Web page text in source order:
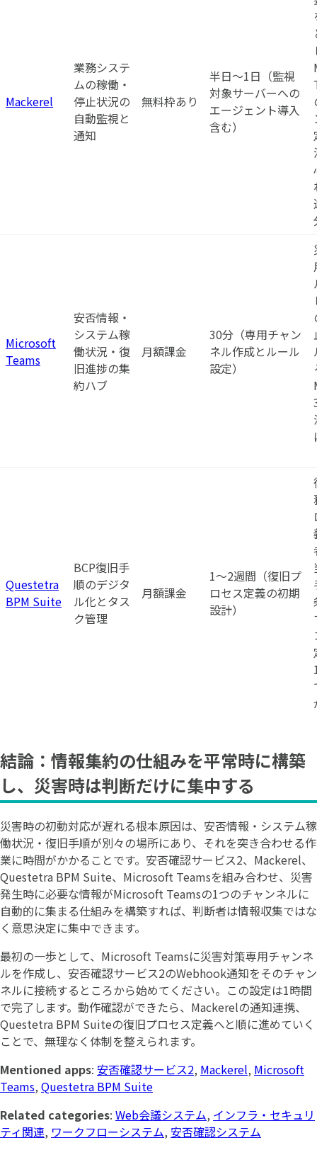
Mackerel
業務システ
ムの稼働・
停止状況の
自動監視と
通知
無料枠あり
半日〜1日（監視
対象サーバーへの
エージェント導入
含む）
Microsoft
Teams
安否情報・
システム稼
働状況・復
旧進捗の集
約ハブ
月額課金
30分（専用チャン
ネル作成とルール
設定）
Questetra
BPM Suite
BCP復旧手
順のデジタ
ル化とタス
ク管理
月額課金
1〜2週間（復旧プ
ロセス定義の初期
設計）
結論：情報集約の仕組みを平常時に構築
し、災害時は判断だけに集中する
災害時の初動対応が遅れる根本原因は、安否情報・システム稼
働状況・復旧手順が別々の場所にあり、それを突き合わせる作
業に時間がかかることです。安否確認サービス2、Mackerel、
Questetra BPM Suite、Microsoft Teamsを組み合わせ、災害
発生時に必要な情報がMicrosoft Teamsの1つのチャンネルに
自動的に集まる仕組みを構築すれば、判断者は情報収集ではな
く意思決定に集中できます。
最初の一歩として、Microsoft Teamsに災害対策専用チャンネ
ルを作成し、安否確認サービス2のWebhook通知をそのチャン
ネルに接続するところから始めてください。この設定は1時間
で完了します。動作確認ができたら、Mackerelの通知連携、
Questetra BPM Suiteの復旧プロセス定義へと順に進めていく
ことで、無理なく体制を整えられます。
Mentioned apps: 安否確認サービス2, Mackerel, Microsoft
Teams, Questetra BPM Suite
Related categories: Web会議システム, インフラ・セキュリ
ティ関連, ワークフローシステム, 安否確認システム